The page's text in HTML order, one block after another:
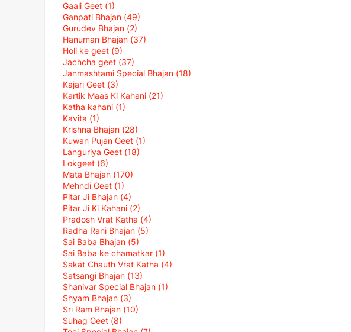
Gaali Geet (1)
Ganpati Bhajan (49)
Gurudev Bhajan (2)
Hanuman Bhajan (37)
Holi ke geet (9)
Jachcha geet (37)
Janmashtami Special Bhajan (18)
Kajari Geet (3)
Kartik Maas Ki Kahani (21)
Katha kahani (1)
Kavita (1)
Krishna Bhajan (28)
Kuwan Pujan Geet (1)
Languriya Geet (18)
Lokgeet (6)
Mata Bhajan (170)
Mehndi Geet (1)
Pitar Ji Bhajan (4)
Pitar Ji Ki Kahani (2)
Pradosh Vrat Katha (4)
Radha Rani Bhajan (5)
Sai Baba Bhajan (5)
Sai Baba ke chamatkar (1)
Sakat Chauth Vrat Katha (4)
Satsangi Bhajan (13)
Shanivar Special Bhajan (1)
Shyam Bhajan (3)
Sri Ram Bhajan (10)
Suhag Geet (8)